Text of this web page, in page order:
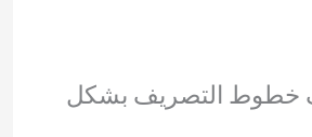
خطوط التصريف بشكل